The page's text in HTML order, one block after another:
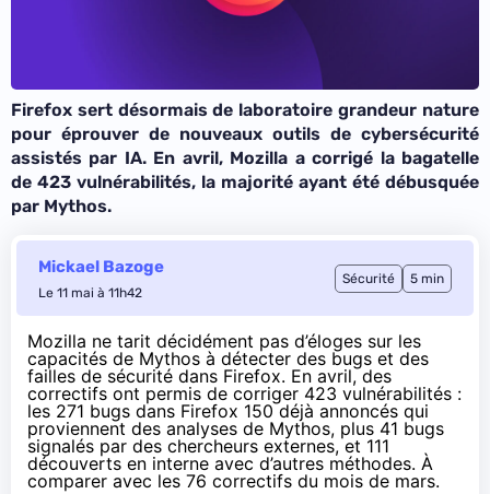
Firefox sert désormais de laboratoire grandeur nature
pour éprouver de nouveaux outils de cybersécurité
assistés par IA. En avril, Mozilla a corrigé la bagatelle
de 423 vulnérabilités, la majorité ayant été débusquée
par Mythos.
Mickael Bazoge
Le 11 mai à 11h42
Sécurité 5 min
Mozilla ne tarit décidément pas d’éloges sur les
capacités de Mythos à détecter des bugs et des
failles de sécurité dans Firefox. En avril, des
correctifs ont permis de corriger 423 vulnérabilités :
les 271 bugs dans Firefox 150déjà annoncés qui
proviennent des analyses de Mythos, plus 41 bugs
signalés par des chercheurs externes, et 111
découverts en interne avec d’autres méthodes. À
comparer avec les 76 correctifs du mois de mars.